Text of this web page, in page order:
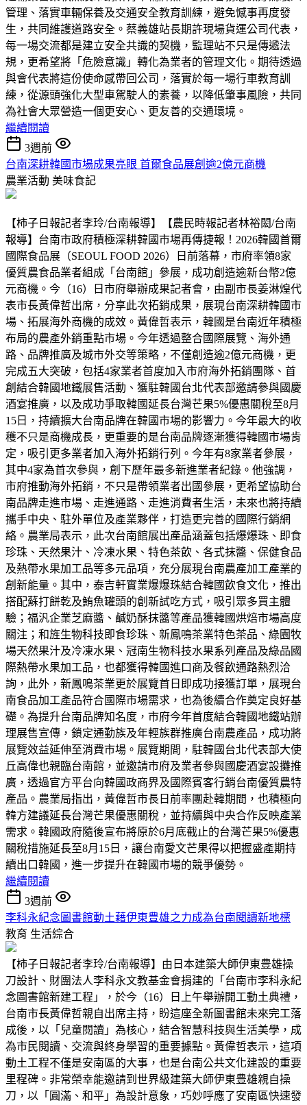
管理、落實車輛保養及交通安全教育訓練，避免憾事再度發
生，共同維護道路安全。蔡義雄站長期許現場貨運公司代表，
每一場交流都是建立安全共識的契機，監理站不只是傳遞法
規，更希望將「危險意識」轉化為業者的管理文化。期待透過
與會代表將這份使命感帶回公司，落實於每一場行車教育訓
練，從源頭強化大型車駕駛人的素養，以降低肇事風險，共同
為社會大眾營造一個更安心、更友善的交通環境。
繼續閱讀
3週前
台南深耕韓國市場成果亮眼 首爾食品展創逾2億元商機
農業活動 美味食記
【柿子日報記者李玲/台南報導】【農民時報記者林裕閎/台南
報導】台南市政府積極深耕韓國市場再傳捷報！2026韓國首爾
國際食品展（SEOUL FOOD 2026）日前落幕，市府率領8家
優質農食品業者組成「台南館」參展，成功創造逾新台幣2億
元商機。今（16）日市府舉辦成果記者會，由副市長姜淋煌代
表市長黃偉哲出席，分享此次拓銷成果，展現台南深耕韓國市
場、拓展海外商機的成效。黃偉哲表示，韓國是台南近年積極
布局的農產外銷重點市場。今年透過整合國際展覽、海外通
路、品牌推廣及城市外交等策略，不僅創造逾2億元商機，更
完成五大突破，包括4家業者首度加入市府海外拓銷團隊、首
創結合韓國地鐵展售活動、獲駐韓國台北代表部邀請參與國慶
酒宴推廣，以及成功爭取韓國延長台灣芒果5%優惠關稅至8月
15日，持續擴大台南品牌在韓國市場的影響力。今年最大的收
穫不只是商機成長，更重要的是台南品牌逐漸獲得韓國市場肯
定，吸引更多業者加入海外拓銷行列。今年有8家業者參展，
其中4家為首次參與，創下歷年最多新進業者紀錄。他強調，
市府推動海外拓銷，不只是帶領業者出國參展，更希望協助台
南品牌走進市場、走進通路、走進消費者生活，未來也將持續
攜手中央、駐外單位及產業夥伴，打造更完善的國際行銷網
絡。農業局表示，此次台南館展出產品涵蓋包括爆爆珠、即食
珍珠、天然果汁、冷凍水果、特色茶飲、各式抹醬、保健食品
及熱帶水果加工品等多元品項，充分展現台南農產加工產業的
創新能量。其中，泰吉軒實業爆爆珠結合韓國飲食文化，推出
搭配蘇打餅乾及鮪魚罐頭的創新試吃方式，吸引眾多買主體
驗；福汎企業芝麻醬、鹹奶酥抹醬等產品獲韓國烘焙市場高度
關注；和旌生物科技即食珍珠、新鳳鳴茶業特色茶品、綠園牧
場天然果汁及冷凍水果、冠南生物科技水果系列產品及綠品國
際熱帶水果加工品，也都獲得韓國進口商及餐飲通路熱烈洽
詢，此外，新鳳鳴茶業更於展覽首日即成功接獲訂單，展現台
南食品加工產品符合國際市場需求，也為後續合作奠定良好基
礎。為提升台南品牌知名度，市府今年首度結合韓國地鐵站辦
理展售宣傳，鎖定通勤族及年輕族群推廣台南農產品，成功將
展覽效益延伸至消費市場。展覽期間，駐韓國台北代表部大使
丘高偉也親臨台南館，並邀請市府及業者參與國慶酒宴設攤推
廣，透過官方平台向韓國政商界及國際賓客行銷台南優質農特
產品。農業局指出，黃偉哲市長日前率團赴韓期間，也積極向
韓方建議延長台灣芒果優惠關稅，並持續與中央合作反映產業
需求。韓國政府隨後宣布將原於6月底截止的台灣芒果5%優惠
關稅措施延長至8月15日，讓台南愛文芒果得以把握盛產期持
續出口韓國，進一步提升在韓國市場的競爭優勢。
繼續閱讀
3週前
李科永紀念圖書館動土藉伊東豊雄之力成為台南閱讀新地標
教育 生活綜合
【柿子日報記者李玲/台南報導】由日本建築大師伊東豊雄操
刀設計、財團法人李科永文教基金會捐建的「台南市李科永紀
念圖書館新建工程」，於今（16）日上午舉辦開工動土典禮，
台南市長黃偉哲親自出席主持，盼這座全新圖書館未來完工落
成後，以「兒童閱讀」為核心，結合智慧科技與生活美學，成
為市民閱讀、交流與終身學習的重要據點。黃偉哲表示，這項
動土工程不僅是安南區的大事，也是台南公共文化建設的重要
里程碑。非常榮幸能邀請到世界級建築大師伊東豊雄親自操
刀，以「圓滿、和平」為設計意象，巧妙呼應了安南區快速發